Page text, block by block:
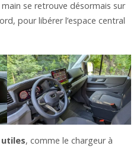
se retrouve désormais sur
pour libérer l’espace central
, comme le chargeur à